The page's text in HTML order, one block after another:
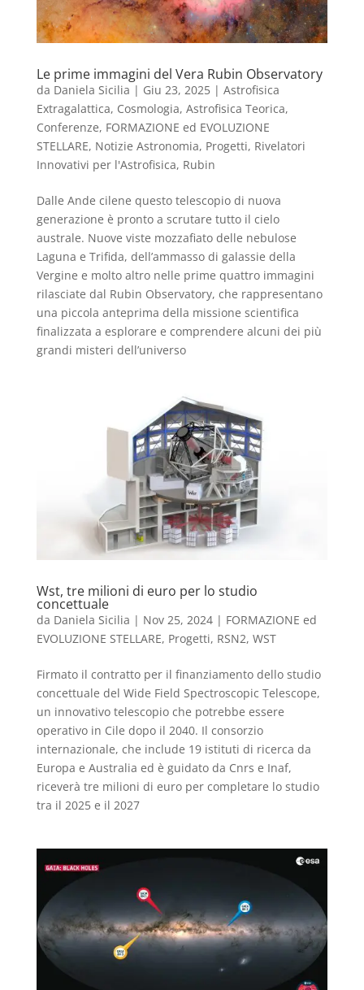
Le prime immagini del Vera Rubin Observatory
da Daniela Sicilia | Giu 23, 2025| Astrofisica
Extragalattica, Cosmologia, Astrofisica Teorica,
Conferenze, FORMAZIONE ed EVOLUZIONE
STELLARE, Notizie Astronomia, Progetti, Rivelatori
Innovativi per l'Astrofisica, Rubin
Dalle Ande cilene questo telescopio di nuova
generazione è pronto a scrutare tutto il cielo
australe. Nuove viste mozzafiato delle nebulose
Laguna e Trifida, dell’ammasso di galassie della
Vergine e molto altro nelle prime quattro immagini
rilasciate dal Rubin Observatory, che rappresentano
una piccola anteprima della missione scientifica
finalizzata a esplorare e comprendere alcuni dei più
grandi misteri dell’universo
Wst, tre milioni di euro per lo studio
concettuale
da Daniela Sicilia | Nov 25, 2024| FORMAZIONE ed
EVOLUZIONE STELLARE, Progetti, RSN2, WST
Firmato il contratto per il finanziamento dello studio
concettuale del Wide Field Spectroscopic Telescope,
un innovativo telescopio che potrebbe essere
operativo in Cile dopo il 2040. Il consorzio
internazionale, che include 19 istituti di ricerca da
Europa e Australia ed è guidato da Cnrs e Inaf,
riceverà tre milioni di euro per completare lo studio
tra il 2025 e il 2027